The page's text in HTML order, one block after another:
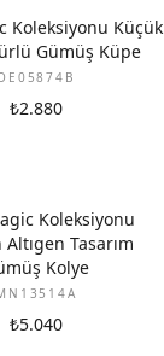
Koleksiyonu Küçük
Gümüş Küpe
₺2.880
Koleksiyonu
Tasarım
Kolye
₺5.040